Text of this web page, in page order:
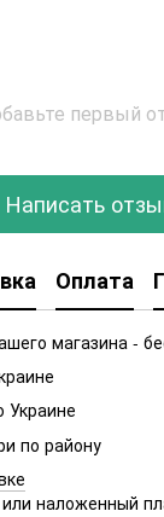
первый
Написать
Оплата
магазина -
Украине
по району
наложенный